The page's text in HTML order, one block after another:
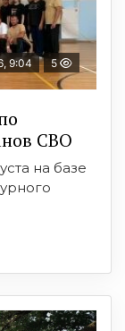
9:04 5
СВО
на базе